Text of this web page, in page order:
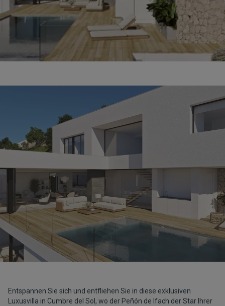
Entspannen Sie sich und entfliehen Sie in diese exklusiven
Luxusvilla in Cumbre del Sol, wo der Peñón de Ifach der Star Ihrer